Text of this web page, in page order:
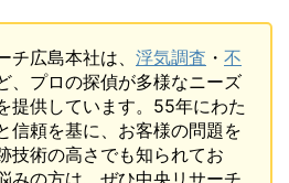
チ広島本社は、 浮気調査 ・ 不
、プロの探偵が多様なニーズ
提供しています。55年にわた
信頼を基に、お客様の問題を
技術の高さでも知られてお
みの方は、ぜひ中央リサーチ